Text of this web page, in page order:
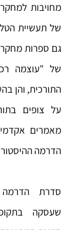
מחויבות
של תעשיית
גם ספרות
של "עוצמה
התורכית, והן
על צופים
מאמרים
הדרמה
סדרת הדרמה
שעסקה